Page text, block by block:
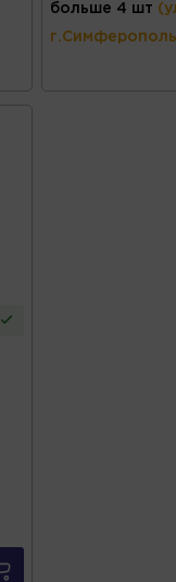
больше 4 шт